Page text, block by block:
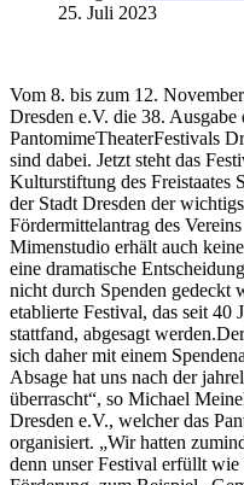
25. Juli 2023
Vom 8. bis zum 12.
Dresden e.V. die 38. Ausgabe
PantomimeTheaterFestivals
sind dabei. Jetzt steht das
Kulturstiftung des Freistaates
der Stadt Dresden der
Fördermittelantrag des
Mimenstudio erhält auch
eine dramatische
nicht durch Spenden gedeckt
etablierte Festival, das seit 40
stattfand, abgesagt
sich daher mit einem
Absage hat uns nach der
überrascht“, so Michael
Dresden e.V., welcher das
organisiert. „Wir hatten
denn unser Festival erfüllt